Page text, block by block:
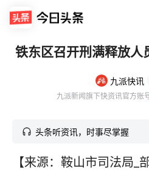
铁东区召开刑满释放人
九派快讯
九派新闻旗下快资讯官方账
头条听资讯，时事尽掌握
【来源：鞍山市司法局_